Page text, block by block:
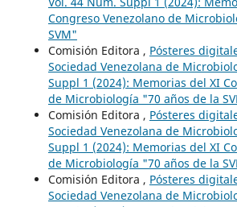
Congreso Venezolano de
SVM"
Comisión Editora , Pósteres
Sociedad Venezolana de
Suppl 1 (2024): Memorias del XI
de Microbiología "70 años de la
Comisión Editora , Pósteres
Sociedad Venezolana de
Suppl 1 (2024): Memorias del XI
de Microbiología "70 años de la
Comisión Editora , Pósteres
Sociedad Venezolana de